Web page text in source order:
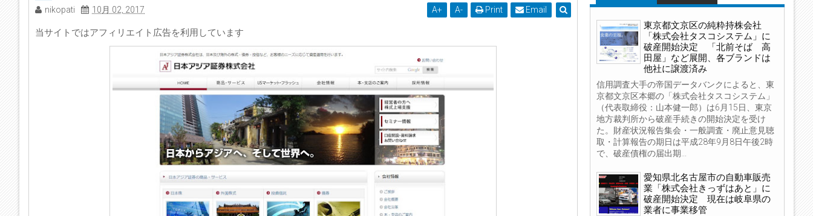
nikopati 10月 02, 2017 A+ A- Print Email
当サイトではアフィリエイト広告を利用しています
東京都文京区の純粋持株会社
「株式会社タスコシステム」に
破産開始決定 「北前そば 高
田屋」など展開、各ブランドは
他社に譲渡済み
信用調査大手の帝国データバンクによると、東
京都文京区本郷の「株式会社タスコシステム」
（代表取締役：山本健一郎）は6月15日、東京
地方裁判所から破産手続きの開始決定を受け
た。財産状況報告集会・一般調査・廃止意見聴
取・計算報告の期日は平成28年9月8日午後2時
で、破産債権の届出期...
愛知県北名古屋市の自動車販売
業「株式会社きっずはあと」に
破産開始決定 現在は岐阜県の
業者に事業移管